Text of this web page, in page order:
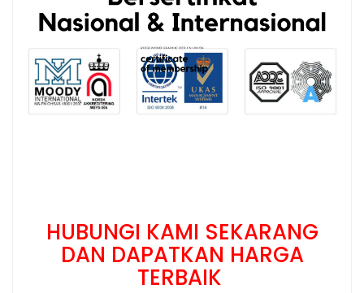
HUBUNGI KAMI SEKARANG
DAN DAPATKAN HARGA
TERBAIK